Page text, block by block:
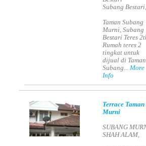
Subang Bestari,
Taman Subang
Murni, Subang
Bestari Teres
Rumah teres 2
tingkat untuk
dijual di Taman
Subang...More
Info
Terrace Taman
Murni
SUBANG
SHAH ALAM,